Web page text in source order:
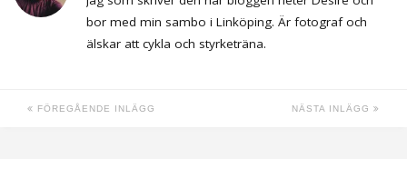
bor med min sambo i Linköping. Är fotograf och
älskar att cykla och styrketräna.
FÖREGÅENDE INLÄGG NÄSTA INLÄGG